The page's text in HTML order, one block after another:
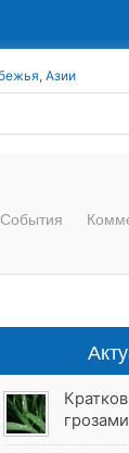
Азии
События